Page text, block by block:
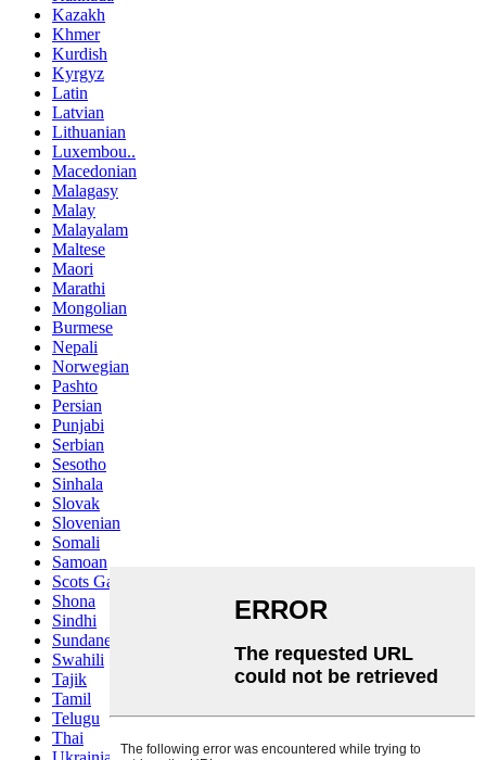
Kazakh
Khmer
Kurdish
Kyrgyz
Latin
Latvian
Lithuanian
Luxembou..
Macedonian
Malagasy
Malay
Malayalam
Maltese
Maori
Marathi
Mongolian
Burmese
Nepali
Norwegian
Pashto
Persian
Punjabi
Serbian
Sesotho
Sinhala
Slovak
Slovenian
Somali
Samoan
Scots Gaelic
Shona
Sindhi
Sundanese
Swahili
Tajik
Tamil
Telugu
Thai